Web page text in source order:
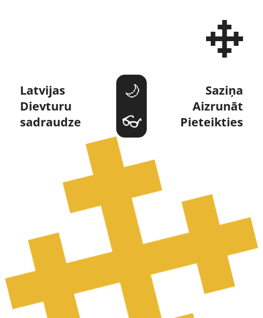
Dievturi un Dievturība
Latvijas
Dievturu
sadraudze
Saziņa
Aizrunāt
Pieteikties